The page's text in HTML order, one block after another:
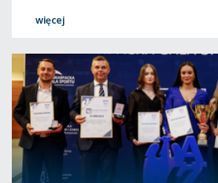
więcej